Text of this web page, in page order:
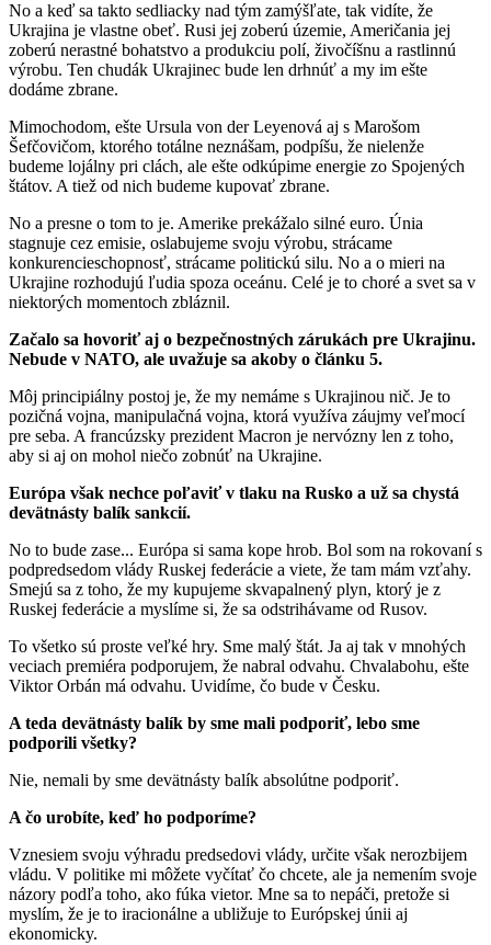
No a keď sa takto sedliacky nad tým zamýšľate, tak vidíte, že
Ukrajina je vlastne obeť. Rusi jej zoberú územie, Američania jej
zoberú nerastné bohatstvo a produkciu polí, živočíšnu a rastlinnú
výrobu. Ten chudák Ukrajinec bude len drhnúť a my im ešte
dodáme zbrane.
Mimochodom, ešte Ursula von der Leyenová aj s Marošom
Šefčovičom, ktorého totálne neznášam, podpíšu, že nielenže
budeme lojálny pri clách, ale ešte odkúpime energie zo Spojených
štátov. A tiež od nich budeme kupovať zbrane.
No a presne o tom to je. Amerike prekážalo silné euro. Únia
stagnuje cez emisie, oslabujeme svoju výrobu, strácame
konkurencieschopnosť, strácame politickú silu. No a o mieri na
Ukrajine rozhodujú ľudia spoza oceánu. Celé je to choré a svet sa v
niektorých momentoch zbláznil.
Začalo sa hovoriť aj o bezpečnostných zárukách pre Ukrajinu.
Nebude v NATO, ale uvažuje sa akoby o článku 5.
Môj principiálny postoj je, že my nemáme s Ukrajinou nič. Je to
pozičná vojna, manipulačná vojna, ktorá využíva záujmy veľmocí
pre seba. A francúzsky prezident Macron je nervózny len z toho,
aby si aj on mohol niečo zobnúť na Ukrajine.
Európa však nechce poľaviť v tlaku na Rusko a už sa chystá
devätnásty balík sankcií.
No to bude zase... Európa si sama kope hrob. Bol som na rokovaní s
podpredsedom vlády Ruskej federácie a viete, že tam mám vzťahy.
Smejú sa z toho, že my kupujeme skvapalnený plyn, ktorý je z
Ruskej federácie a myslíme si, že sa odstrihávame od Rusov.
To všetko sú proste veľké hry. Sme malý štát. Ja aj tak v mnohých
veciach premiéra podporujem, že nabral odvahu. Chvalabohu, ešte
Viktor Orbán má odvahu. Uvidíme, čo bude v Česku.
A teda devätnásty balík by sme mali podporiť, lebo sme
podporili všetky?
Nie, nemali by sme devätnásty balík absolútne podporiť.
A čo urobíte, keď ho podporíme?
Vznesiem svoju výhradu predsedovi vlády, určite však nerozbijem
vládu. V politike mi môžete vyčítať čo chcete, ale ja nemením svoje
názory podľa toho, ako fúka vietor. Mne sa to nepáči, pretože si
myslím, že je to iracionálne a ubližuje to Európskej únii aj
ekonomicky.